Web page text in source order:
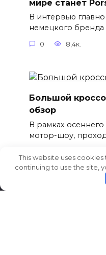
мире станет
В интервью
немецкого бренда
0 8,4к.
Большой
обзор
В рамках
мотор-шоу,
This website uses
continuing to use the site,